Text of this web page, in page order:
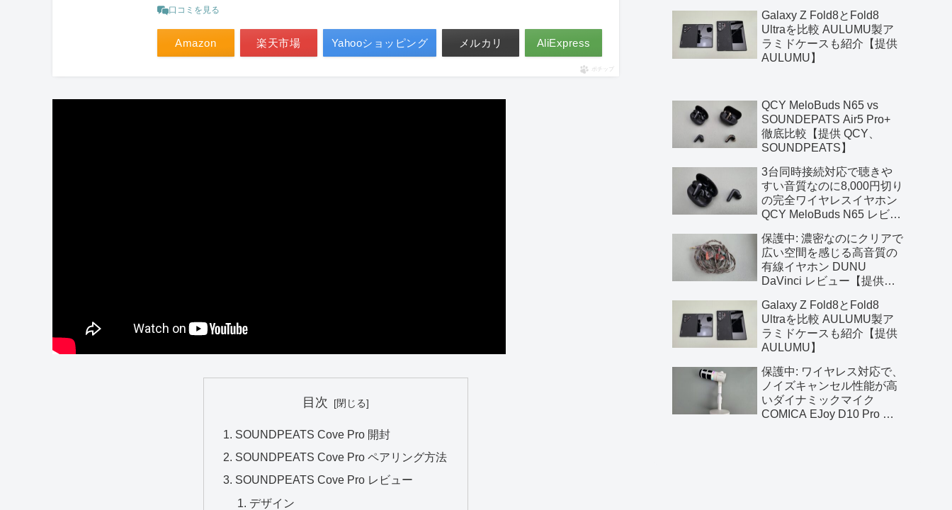
口コミを見る
Amazon 楽天市場 Yahooショッピング メルカリ AliExpress
ポチップ
目次
SOUNDPEATS Cove Pro 開封
SOUNDPEATS Cove Pro ペアリング方法
SOUNDPEATS Cove Pro レビュー
デザイン
Galaxy Z Fold8とFold8
Ultraを比較 AULUMU製ア
ラミドケースも紹介【提供
AULUMU】
QCY MeloBuds N65 vs
SOUNDEPATS Air5 Pro+
徹底比較【提供 QCY、
SOUNDPEATS】
3台同時接続対応で聴きや
すい音質なのに8,000円切り
の完全ワイヤレスイヤホン
QCY MeloBuds N65 レビュ
保護中: 濃密なのにクリアで
広い空間を感じる高音質の
有線イヤホン DUNU
DaVinci レビュー【提供
Galaxy Z Fold8とFold8
Ultraを比較 AULUMU製ア
ラミドケースも紹介【提供
AULUMU】
保護中: ワイヤレス対応で、
ノイズキャンセル性能が高
いダイナミックマイク
COMICA EJoy D10 Pro レ